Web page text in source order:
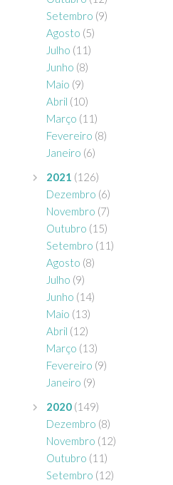
Setembro (9)
Agosto (5)
Julho (11)
Junho (8)
Maio (9)
Abril (10)
Março (11)
Fevereiro (8)
Janeiro (6)
2021 (126)
Dezembro (6)
Novembro (7)
Outubro (15)
Setembro (11)
Agosto (8)
Julho (9)
Junho (14)
Maio (13)
Abril (12)
Março (13)
Fevereiro (9)
Janeiro (9)
2020 (149)
Dezembro (8)
Novembro (12)
Outubro (11)
Setembro (12)